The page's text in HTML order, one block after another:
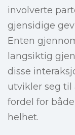
involverte
gjensidige
Enten
langsiktig
disse
utvikler seg til
fordel for
helhet.